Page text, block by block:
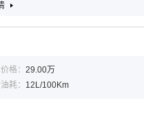
格： 29.00万
耗： 12L/100Km